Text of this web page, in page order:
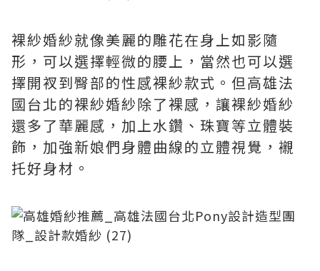
裸紗婚紗就像美麗的雕花在身上如影隨
形，可以選擇輕微的腰上，當然也可以選
擇開衩到臀部的性感裸紗款式。但高雄法
國台北的裸紗婚紗除了裸感，讓裸紗婚紗
還多了華麗感，加上水鑽、珠寶等立體裝
飾，加強新娘們身體曲線的立體視覺，襯
托好身材。